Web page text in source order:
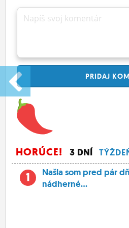
Napíš svoj komentár
PRIDAJ
HORÚCE! 3 DNÍ
1
Našla som pred pár
nádherné...